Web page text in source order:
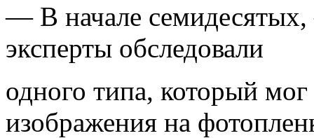
— В начале
эксперты обследовали
одного типа, который
изображения на